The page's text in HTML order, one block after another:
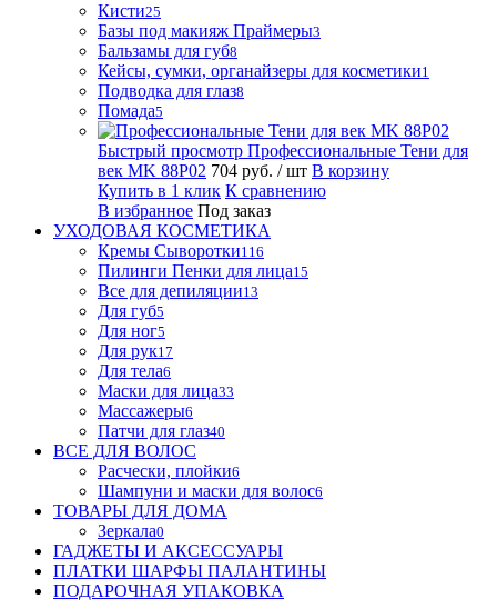
Кисти25
Базы под макияж Праймеры3
Бальзамы для губ8
Кейсы, сумки, органайзеры для косметики1
Подводка для глаз8
Помада5
Быстрый просмотр Профессиональные Тени для
век MK 88P02 704 руб. / шт В корзину
Купить в 1 клик К сравнению
В избранное Под заказ
УХОДОВАЯ КОСМЕТИКА
Кремы Сыворотки116
Пилинги Пенки для лица15
Все для депиляции13
Для губ5
Для ног5
Для рук17
Для тела6
Маски для лица33
Массажеры6
Патчи для глаз40
ВСЕ ДЛЯ ВОЛОС
Расчески, плойки6
Шампуни и маски для волос6
ТОВАРЫ ДЛЯ ДОМА
Зеркала0
ГАДЖЕТЫ И АКСЕССУАРЫ
ПЛАТКИ ШАРФЫ ПАЛАНТИНЫ
ПОДАРОЧНАЯ УПАКОВКА